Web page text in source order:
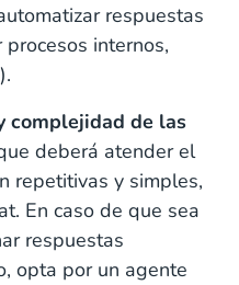
respuestas
internos,
complejidad de las
deberá atender el
repetitivas y simples,
En caso de que sea
respuestas
opta por un agente